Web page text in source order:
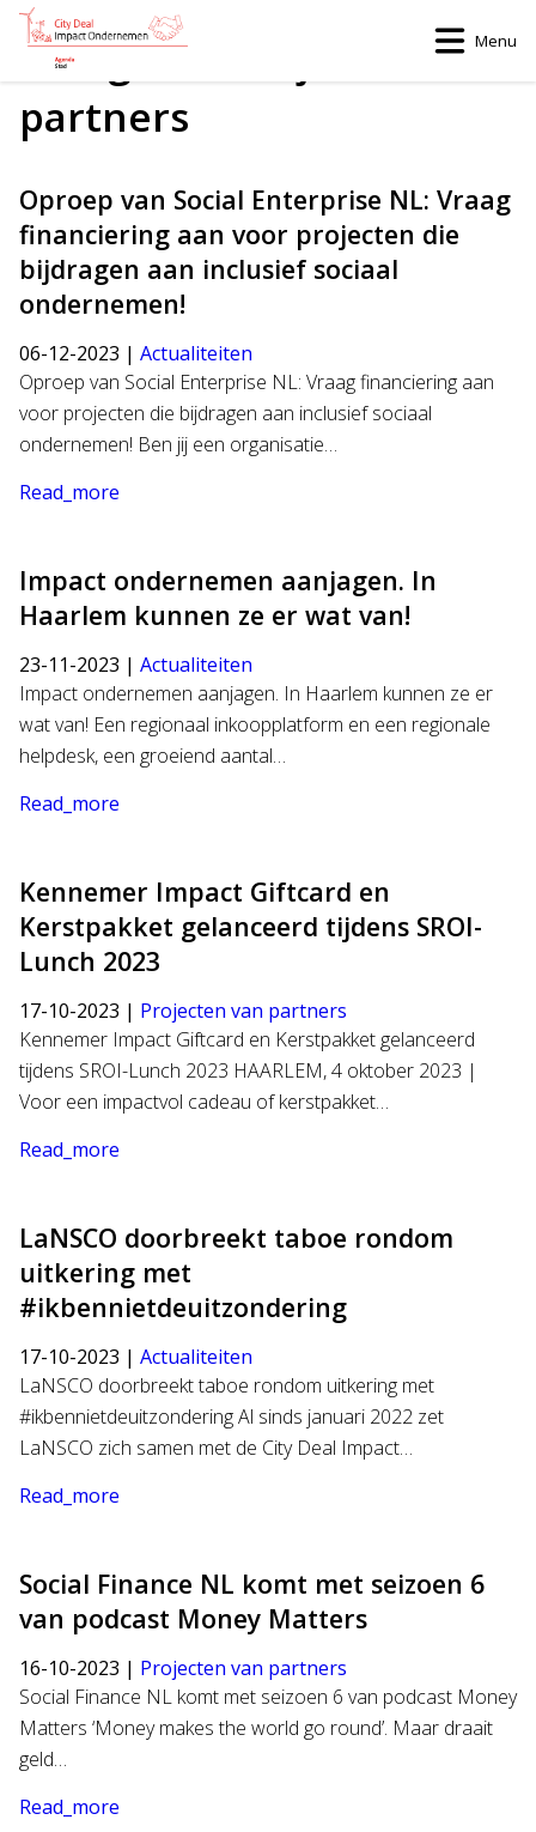
Menu
Categorie:
Projecten van
partners
Oproep van Social Enterprise NL: Vraag
financiering aan voor projecten die
bijdragen aan inclusief sociaal
ondernemen!
06-12-2023 | Actualiteiten
Oproep van Social Enterprise NL: Vraag financiering aan
voor projecten die bijdragen aan inclusief sociaal
ondernemen! Ben jij een organisatie…
Read_more
Impact ondernemen aanjagen. In
Haarlem kunnen ze er wat van!
23-11-2023 | Actualiteiten
Impact ondernemen aanjagen. In Haarlem kunnen ze er
wat van! Een regionaal inkoopplatform en een regionale
helpdesk, een groeiend aantal…
Read_more
Kennemer Impact Giftcard en
Kerstpakket gelanceerd tijdens SROI-
Lunch 2023
17-10-2023 | Projecten van partners
Kennemer Impact Giftcard en Kerstpakket gelanceerd
tijdens SROI-Lunch 2023 HAARLEM, 4 oktober 2023 |
Voor een impactvol cadeau of kerstpakket…
Read_more
LaNSCO doorbreekt taboe rondom
uitkering met
#ikbennietdeuitzondering
17-10-2023 | Actualiteiten
LaNSCO doorbreekt taboe rondom uitkering met
#ikbennietdeuitzondering Al sinds januari 2022 zet
LaNSCO zich samen met de City Deal Impact…
Read_more
Social Finance NL komt met seizoen 6
van podcast Money Matters
16-10-2023 | Projecten van partners
Social Finance NL komt met seizoen 6 van podcast Money
Matters ‘Money makes the world go round’. Maar draait
geld…
Read_more